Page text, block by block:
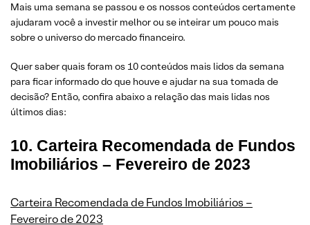
2. Calendário de resultados do 4T22
1. Aneel se pronuncia sobre Light; “Atende critérios e está
Mais uma semana se passou e os nossos conteúdos certamente
ajudaram você a investir melhor ou se inteirar um pouco mais
sobre o universo do mercado financeiro.
Quer saber quais foram os 10 conteúdos mais lidos da semana
para ficar informado do que houve e ajudar na sua tomada de
decisão? Então, confira abaixo a relação das mais lidas nos
últimos dias:
10. Carteira Recomendada de Fundos
Imobiliários – Fevereiro de 2023
Carteira Recomendada de Fundos Imobiliários –
Fevereiro de 2023